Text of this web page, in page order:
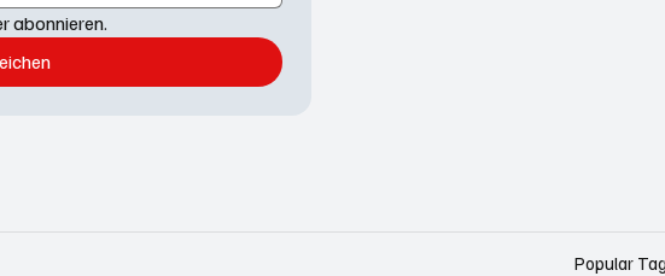
abonnieren.
Popular